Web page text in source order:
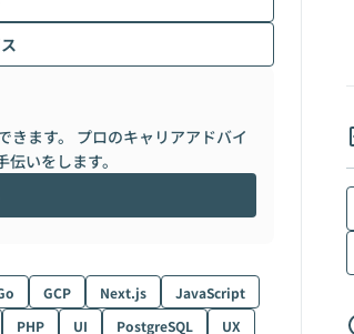
きます。 プロのキャリアアドバイ
いをします。
GCP Next.js
JavaScript
PHP UI PostgreSQL UX